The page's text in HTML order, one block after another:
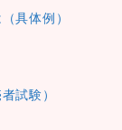
具体例）
試験）